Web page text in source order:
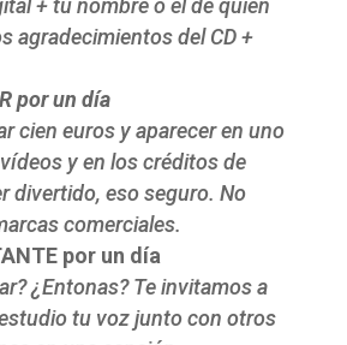
+ tu nombre o el de quien
agradecimientos del CD +
por un día
cien euros y aparecer en uno
y en los créditos de
divertido, eso seguro. No
comerciales.
por un día
¿Entonas? Te invitamos a
tu voz junto con otros